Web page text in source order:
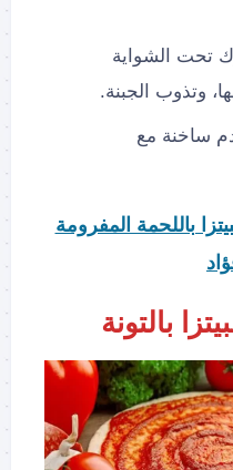
تحت الشواية
ساخنة مع
باللحمة المفرومة
بالتونة